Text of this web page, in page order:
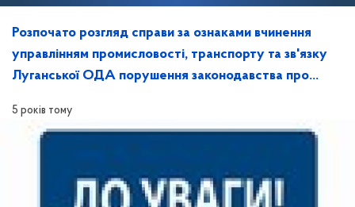
Розпочато розгляд справи за ознаками вчинення
управлінням промисловості, транспорту та зв'язку
Луганської ОДА порушення законодавства про
5 років тому